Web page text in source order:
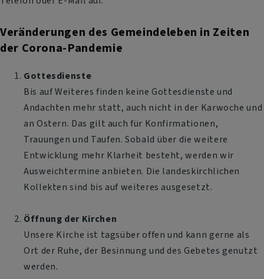
Veränderungen des Gemeindeleben in Zeiten
der Corona-Pandemie
Gottesdienste
Bis auf Weiteres finden keine Gottesdienste und
Andachten mehr statt, auch nicht in der Karwoche und
an Ostern. Das gilt auch für Konfirmationen,
Trauungen und Taufen. Sobald über die weitere
Entwicklung mehr Klarheit besteht, werden wir
Ausweichtermine anbieten. Die landeskirchlichen
Kollekten sind bis auf weiteres ausgesetzt.
Öffnung der Kirchen
Unsere Kirche ist tagsüber offen und kann gerne als
Ort der Ruhe, der Besinnung und des Gebetes genutzt
werden.